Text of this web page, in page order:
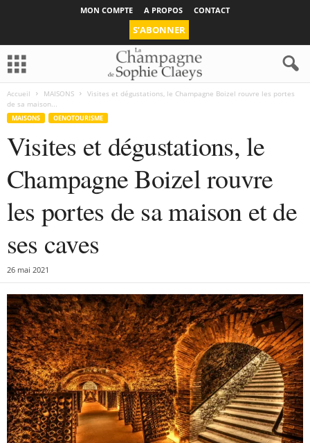
MON COMPTE A PROPOS CONTACT
S’ABONNER
Accueil MAISONS
Visites et dégustations, le Champagne Boizel rouvre les portes
de sa maison...
MAISONS OENOTOURISME
Visites et dégustations, le
Champagne Boizel rouvre
les portes de sa maison et de
ses caves
26 mai 2021